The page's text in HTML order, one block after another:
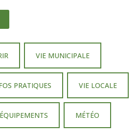
VIE MUNICIPALE
PRATIQUES VIE LOCALE
MÉTÉO